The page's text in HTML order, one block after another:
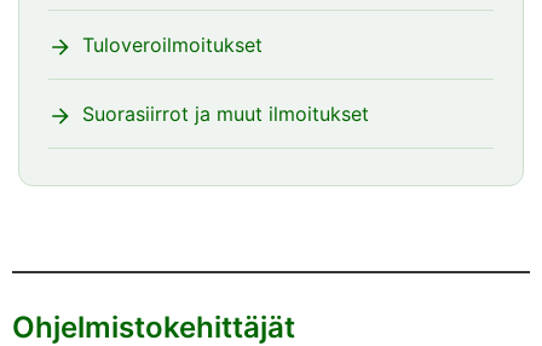
Tuloveroilmoitukset
Suorasiirrot ja muut ilmoitukset
Ohjelmistokehittäjät